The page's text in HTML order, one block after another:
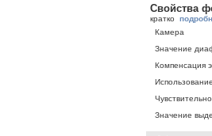
Свойства
кратко
Камера
Значение
Компенсация
Значение